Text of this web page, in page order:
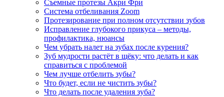
Съемные протезы Акри Фри
Система отбеливания Zoom
Протезирование при полном отсутствии зубов
Исправление глубокого прикуса – методы,
профилактика, нюансы
Чем убрать налет на зубах после курения?
Зуб мудрости растёт в щёку: что делать и как
справиться с проблемой
Чем лучше отбелить зубы?
Что будет, если не чистить зубы?
Что делать после удаления зуба?